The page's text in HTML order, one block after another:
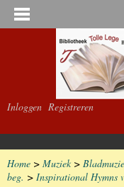
Inloggen Registreren
Home > Muziek>
beg. > Inspirational Hymns